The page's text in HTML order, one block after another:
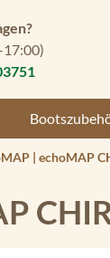
17:00)
| echoMAP